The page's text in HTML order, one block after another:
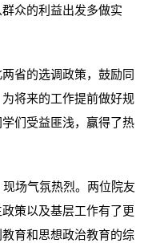
众的利益出发多做实
省的选调政策，鼓励同
将来的工作提前做好规
们受益匪浅，赢得了热
场气氛热烈。两位院友
策以及基层工作有了更
育和思想政治教育的综